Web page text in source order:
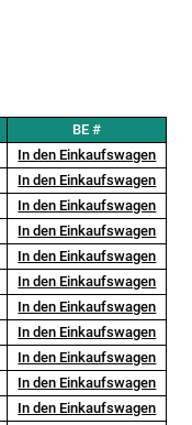
BE #
In den Einkaufswagen
In den Einkaufswagen
In den Einkaufswagen
In den Einkaufswagen
In den Einkaufswagen
In den Einkaufswagen
In den Einkaufswagen
In den Einkaufswagen
In den Einkaufswagen
In den Einkaufswagen
In den Einkaufswagen